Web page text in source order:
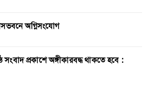
অগ্নিসংযোগ
সংবাদ প্রকাশে অঙ্গীকারবদ্ধ থাকতে হবে :